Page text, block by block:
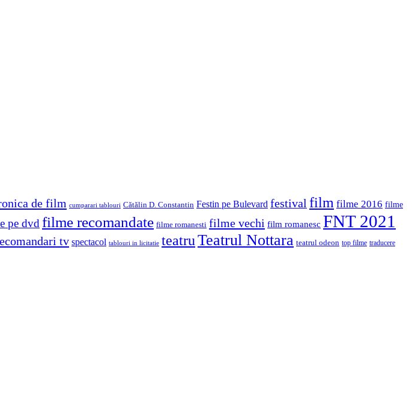
de film cumparari tablouri Cătălin D. Constantin Festin pe Bulevard festival film filme 2016 filme
pe dvd filme recomandate filme romanesti filme vechi film romanesc FNT 2021
tv spectacol tablouri in licitatie teatruTeatrul Nottara teatrul odeon top filme traducere